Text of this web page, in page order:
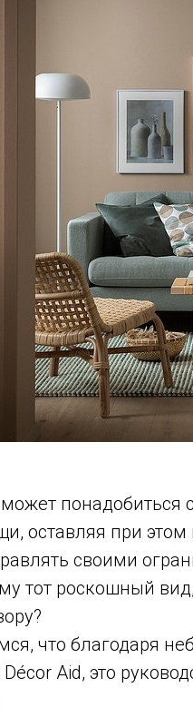
понадобиться
оставляя при
своими
тот роскошный
что благодаря
Aid, это